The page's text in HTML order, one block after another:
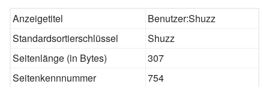
Anzeigetitel
Benutzer:Shuzz
Standardsortierschlüssel
Shuzz
Seitenlänge (in Bytes)
307
Seitenkennnummer
754